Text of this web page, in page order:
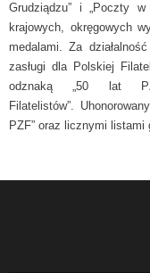
Grudziądzu” i „Poczty w
krajowych, okręgowych
medalami. Za
zasługi dla Polskiej
odznaką „50 lat
Filatelistów”.
PZF” oraz licznymi